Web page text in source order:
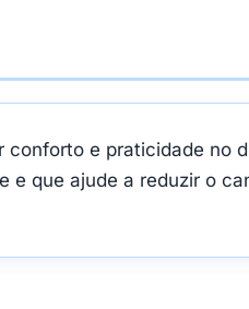
e praticidade no
que ajude a reduzir o